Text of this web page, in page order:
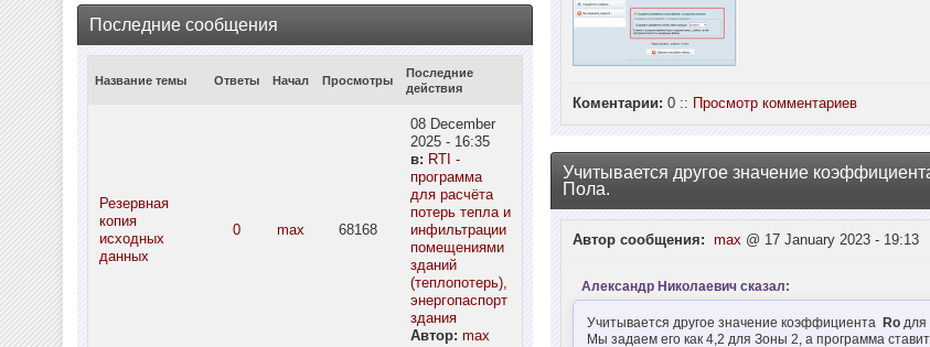
Последние сообщения
Название темы Ответы Начал Просмотры
Последние
действия
Резервная
копия
исходных
данных
0 max 68168
08 December
2025 - 16:35
в: RTI -
программа
для расчёта
потерь тепла и
инфильтрации
помещениями
зданий
(теплопотерь),
энергопаспорт
здания
Автор:max
Коментарии: 0 :: Просмотр комментариев
Учитывается другое значение
Пола.
Автор сообщения: max @ 17 January 2023 - 19:13
Александр Николаевич сказал:
Учитывается другое значение коэффициентаRo для
Мы задаем его как 4,2 для Зоны 2, а программа ставит